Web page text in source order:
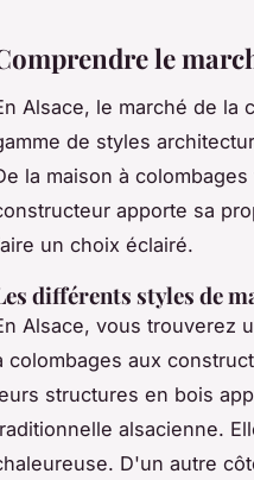
le
Alsace, le marché de la
de styles
la maison à
apporte sa
un choix éclairé.
différents styles de
Alsace, vous trouverez
colombages aux
structures en bois
alsacienne.
D'un autre